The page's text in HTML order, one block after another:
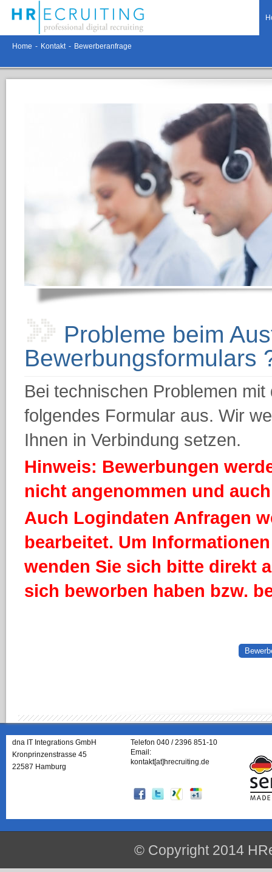
Home - Kontakt - Bewerberanfrage
Probleme beim
Bewerbungsformulars
Bei technischen Problemen
folgendes Formular aus. Wir
Ihnen in Verbindung setzen.
Hinweis: Bewerbungen
nicht angenommen und
Auch Logindaten Anfragen
bearbeitet. Um
wenden Sie sich bitte direkt
sich beworben haben bzw.
dna IT Integrations GmbH
Kronprinzenstrasse 45
22587 Hamburg
Telefon 040 / 2396 851-10
Email:
kontakt[at]hrecruiting.de
© Copyright 2014